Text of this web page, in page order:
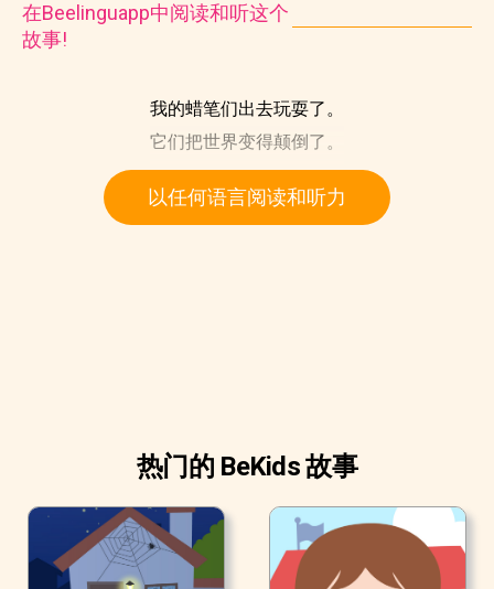
在Beelinguapp中阅读和听这个
故事!
我的蜡笔们出去玩耍了。
它们把世界变得颠倒了。
以任何语言阅读和听力
热门的 BeKids 故事